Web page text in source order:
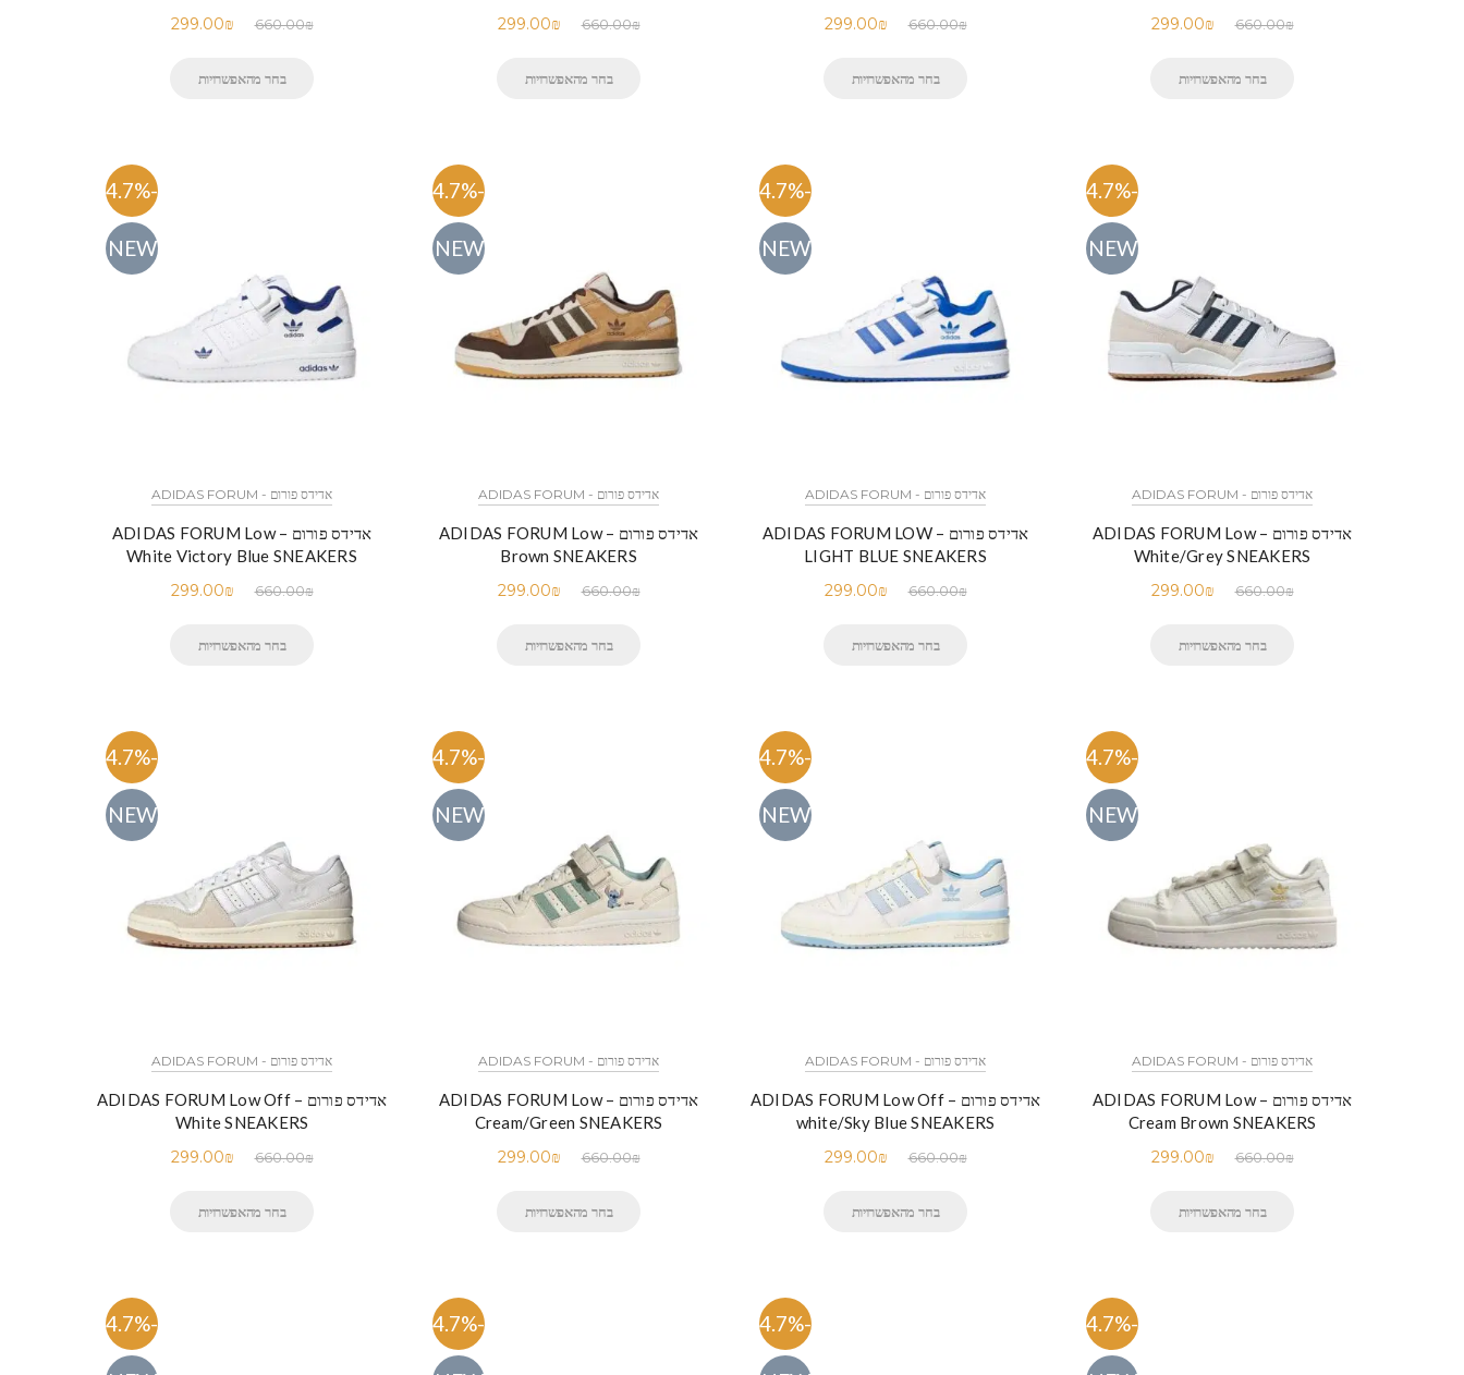
660.00₪
299.00₪
בחר מהאפשרויות
660.00₪
299.00₪
בחר מהאפשרויות
660.00₪
299.00₪
בחר מהאפשרויות
660.00₪
299.00₪
בחר מהאפשרויות
-54.7%
NEW
אדידס פורום - ADIDAS FORUM
אדידס פורום – ADIDAS FORUM Low
White Victory Blue SNEAKERS
660.00₪
299.00₪
בחר מהאפשרויות
-54.7%
NEW
אדידס פורום - ADIDAS FORUM
אדידס פורום – ADIDAS FORUM Low
Brown SNEAKERS
660.00₪
299.00₪
בחר מהאפשרויות
-54.7%
NEW
אדידס פורום - ADIDAS FORUM
אדידס פורום – ADIDAS FORUM LOW
LIGHT BLUE SNEAKERS
660.00₪
299.00₪
בחר מהאפשרויות
-54.7%
NEW
אדידס פורום - ADIDAS FORUM
אדידס פורום – ADIDAS FORUM Low
White/Grey SNEAKERS
660.00₪
299.00₪
בחר מהאפשרויות
-54.7%
NEW
אדידס פורום - ADIDAS FORUM
אדידס פורום – ADIDAS FORUM Low Off
White SNEAKERS
660.00₪
299.00₪
בחר מהאפשרויות
-54.7%
NEW
אדידס פורום - ADIDAS FORUM
אדידס פורום – ADIDAS FORUM Low
Cream/Green SNEAKERS
660.00₪
299.00₪
בחר מהאפשרויות
-54.7%
NEW
אדידס פורום - ADIDAS FORUM
אדידס פורום – ADIDAS FORUM Low Off
white/Sky Blue SNEAKERS
660.00₪
299.00₪
בחר מהאפשרויות
-54.7%
NEW
אדידס פורום - ADIDAS FORUM
אדידס פורום – ADIDAS FORUM Low
Cream Brown SNEAKERS
660.00₪
299.00₪
בחר מהאפשרויות
-54.7% -54.7% -54.7% -54.7%